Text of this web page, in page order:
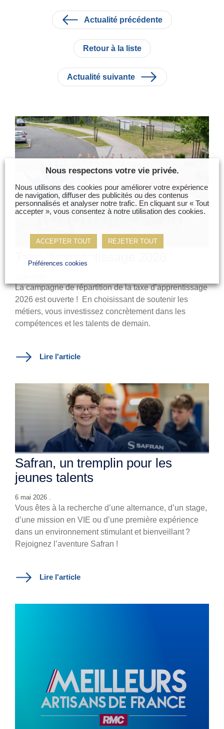
Actualité précédente
Retour à la liste
Actualité suivante
Taxe d'apprentissage 2026
La campagne de répartition de la taxe d’apprentissage
2026 est ouverte !
En choisissant de soutenir les
métiers, vous investissez concrètement dans les
compétences et les talents de demain.
Lire l'article
Safran, un tremplin pour les
jeunes talents
6 mai 2026 .
Vous êtes à la recherche d’une alternance, d’un stage,
d’une mission en VIE ou d’une première expérience
dans un environnement stimulant et bienveillant ?
Rejoignez l’aventure Safran !
Lire l'article
Nous respectons votre vie privée.
Nous utilisons des cookies pour améliorer votre expérience
de navigation, diffuser des publicités ou des contenus
personnalisés et analyser notre trafic. En cliquant sur « Tout
accepter », vous consentez à notre utilisation des cookies.
ACCEPTER TOUT REJETER TOUT
Préférences cookies